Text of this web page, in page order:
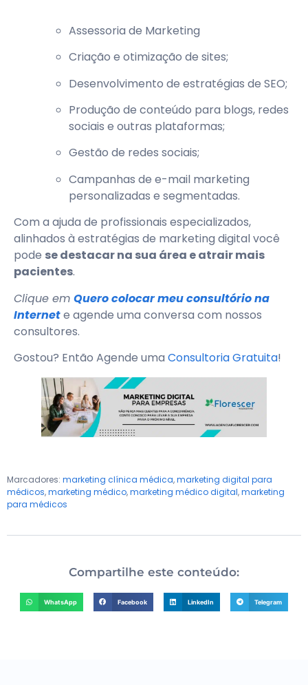
Assessoria de Marketing
Criação e otimização de sites;
Desenvolvimento de estratégias de SEO;
Produção de conteúdo para blogs, redes
sociais e outras plataformas;
Gestão de redes sociais;
Campanhas de e-mail marketing
personalizadas e segmentadas.
Com a ajuda de profissionais especializados,
alinhados à estratégias de marketing digital você
pode se destacar na sua área e atrair mais
pacientes.
Clique em Quero colocar meu consultório na
Internete agende uma conversa com nossos
consultores.
Gostou? Então Agende uma Consultoria Gratuita!
Marcadores: marketing clínica médica,marketing digital para
médicos,marketing médico,marketing médico digital,marketing
para médicos
Compartilhe este conteúdo:
WhatsApp Facebook LinkedIn Telegram